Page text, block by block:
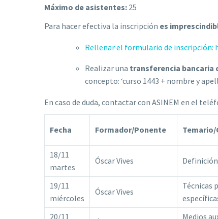
Máximo de asistentes: 25
Para hacer efectiva la inscripción es
Rellenar el formulario de inscripción:
Realizar una transferencia bancaria
concepto: ‘curso 1443 + nombre y
En caso de duda, contactar con ASINEM en el
Fecha Formador/Ponente
18/11
martes
Óscar Vives
19/11
miércoles
Óscar Vives
Técnicas
20/11
Medios